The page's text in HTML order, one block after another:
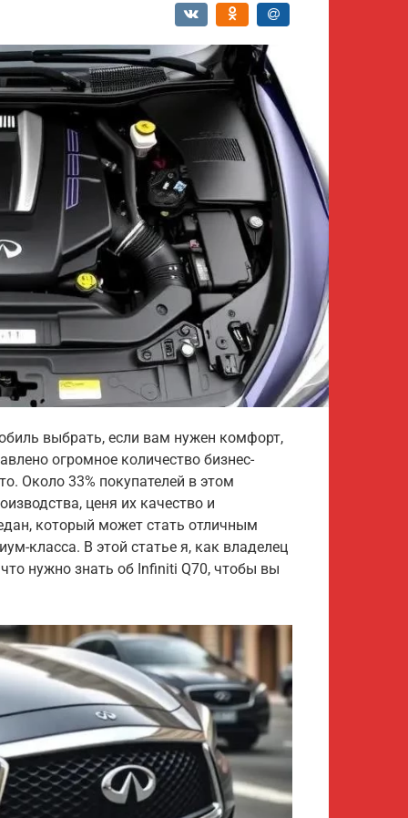
выбрать, если вам нужен комфорт,
огромное количество бизнес-
Около 33% покупателей в этом
ценя их качество и
который может стать отличным
класса. В этой статье я, как владелец
нужно знать об Infiniti Q70, чтобы вы